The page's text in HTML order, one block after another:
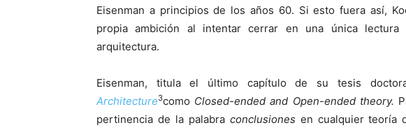
Eisenman a principios de los años 60. Si esto fuera así,
propia ambición al intentar cerrar en una única
arquitectura.
Eisenman, titula el último capítulo de su tesis
Architecture3como Closed-ended and Open-ended theory.
pertinencia de la palabra conclusiones en cualquier teoría